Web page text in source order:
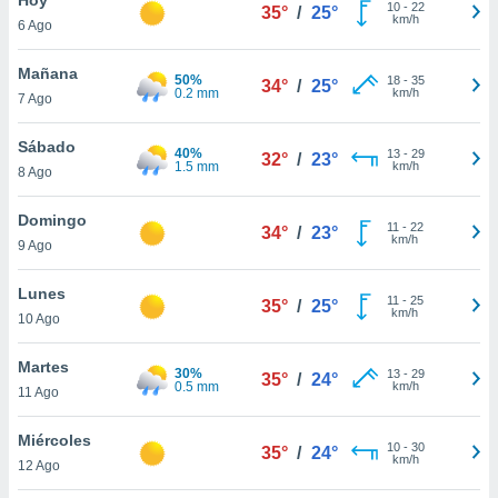
y
en
más
de
6 Ago
35° / 25° 10- 22
km/h
Mañana
7 Ago
50%
0.2 mm
34° / 25° 18- 35
km/h
Sábado
8 Ago
40%
1.5 mm
32° / 23° 13- 29
km/h
Domingo
9 Ago
34° / 23° 11 - 22
km/h
Lunes
10 Ago
35° / 25° 11 - 25
km/h
Martes
11 Ago
30%
0.5 mm
35° / 24° 13- 29
km/h
Miércoles
12 Ago
35° / 24° 10- 30
km/h